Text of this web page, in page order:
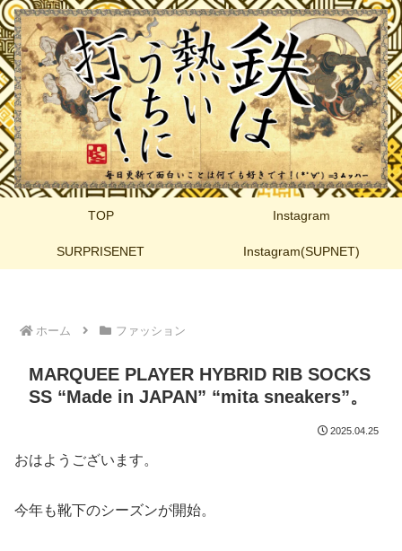
TOP Instagram
SURPRISENET Instagram(SUPNET)
ホーム ファッション
MARQUEE PLAYER HYBRID RIB SOCKS
SS “Made in JAPAN” “mita sneakers”。
2025.04.25
おはようございます。
今年も靴下のシーズンが開始。